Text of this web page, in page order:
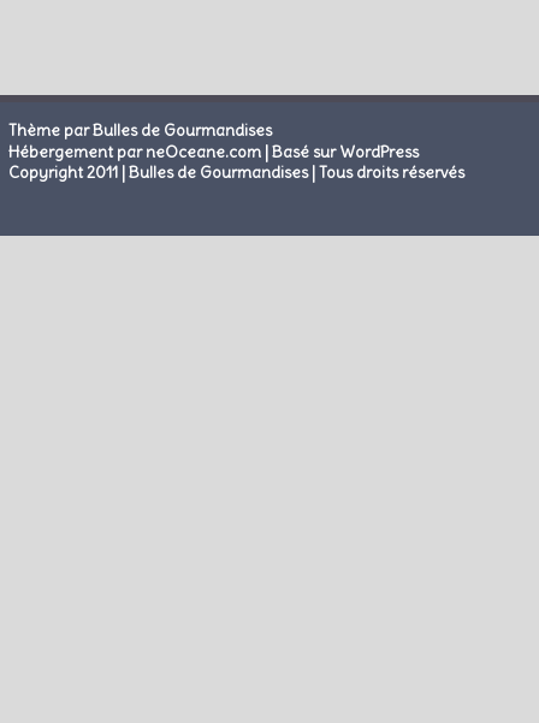
Thème par Bulles de Gourmandises
Hébergement par neOceane.com |Basé sur WordPress
Copyright 2011 | Bulles de Gourmandises | Tous droits réservés